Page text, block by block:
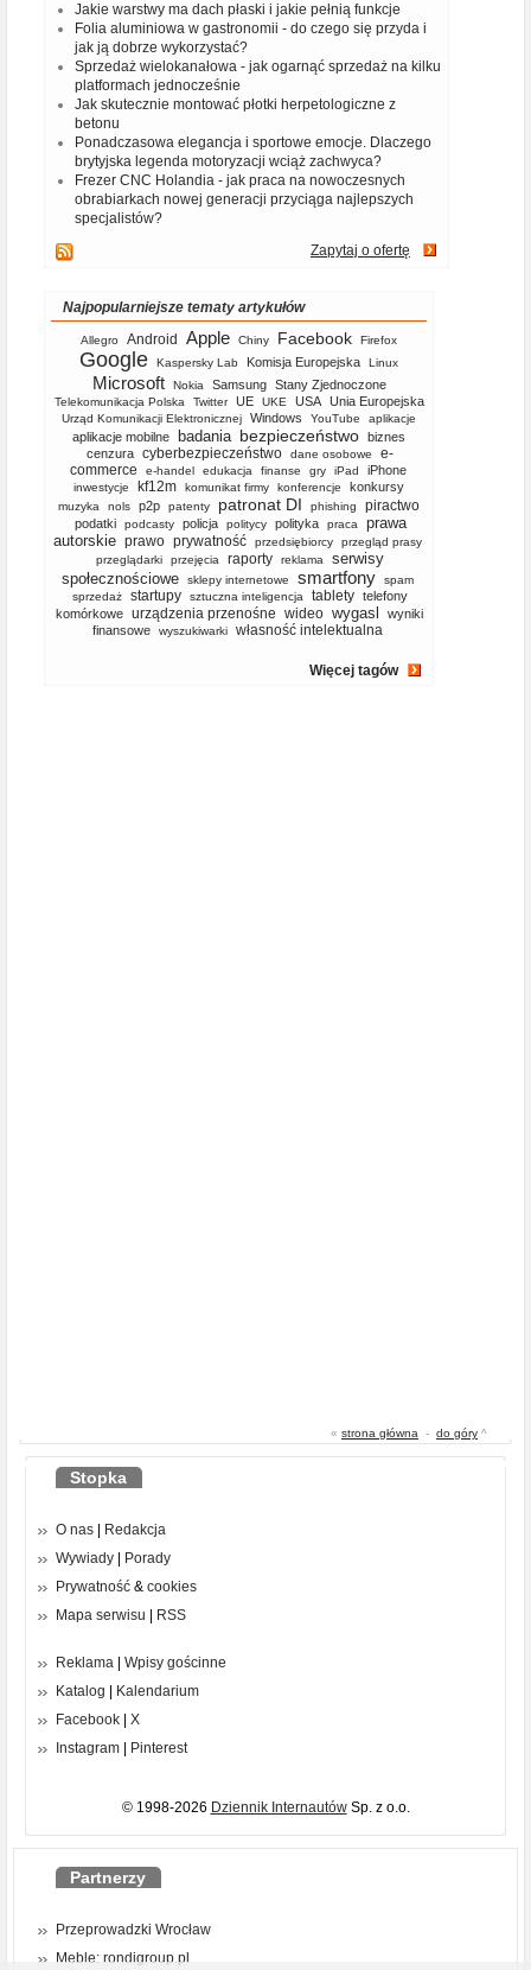
Jakie warstwy ma dach płaski i jakie pełnią funkcje
Folia aluminiowa w gastronomii - do czego się przyda i
jak ją dobrze wykorzystać?
Sprzedaż wielokanałowa - jak ogarnąć sprzedaż na kilku
platformach jednocześnie
Jak skutecznie montować płotki herpetologiczne z
betonu
Ponadczasowa elegancja i sportowe emocje. Dlaczego
brytyjska legenda motoryzacji wciąż zachwyca?
Frezer CNC Holandia - jak praca na nowoczesnych
obrabiarkach nowej generacji przyciąga najlepszych
specjalistów?
Zapytaj o ofertę
Najpopularniejsze tematy artykułów
Allegro Android Apple Chiny Facebook Firefox
Google Kaspersky Lab Komisja Europejska Linux
Microsoft Nokia Samsung Stany Zjednoczone
Telekomunikacja Polska Twitter UE UKE USA Unia Europejska
Urząd Komunikacji Elektronicznej Windows YouTube aplikacje
aplikacje mobilne badania bezpieczeństwo biznes
cenzura cyberbezpieczeństwo dane osobowe
e-
commerce
e-handel edukacja finanse gry iPad iPhone
inwestycje kf12m komunikat firmy konferencje konkursy
muzyka nols p2p patenty patronat DI phishing piractwo
podatki podcasty policja politycy polityka praca
prawa
autorskie prawo prywatność przedsiębiorcy
przegląd prasy
przeglądarki
przejęcia raporty reklama
serwisy
społecznościowe
sklepy internetowe smartfony
spam
sprzedaż
startupy sztuczna inteligencja tablety telefony
komórkowe
urządzenia przenośne wideo wygasl
wyniki
finansowe
wyszukiwarki własność intelektualna
Więcej tagów
« strona główna - do góry ^
Stopka
O nas
Redakcja
Wywiady
Porady
Prywatność & cookies
Mapa serwisu
RSS
Reklama
Wpisy gościnne
Katalog
Kalendarium
Facebook
X
Instagram
Pinterest
© 1998-2026 Dziennik InternautówSp. z o.o.
Partnerzy
Przeprowadzki Wrocław
Meble: rondigroup.pl